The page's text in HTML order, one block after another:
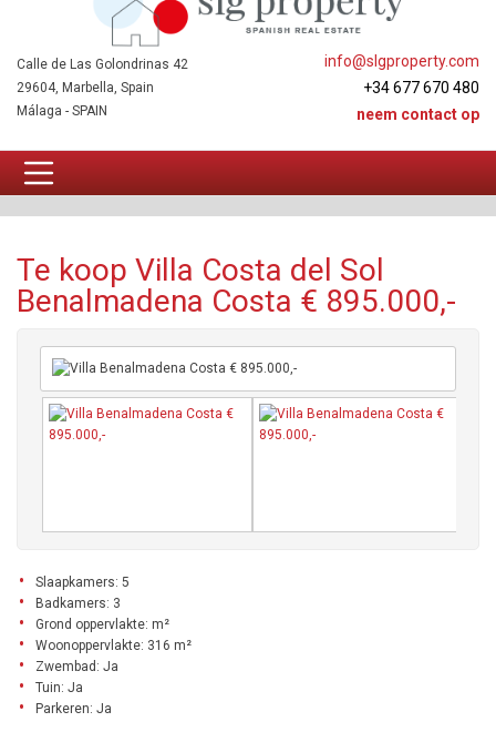
info@slgproperty.com
+34 677 670 480
neem contact op
Calle de Las Golondrinas 42
29604, Marbella, Spain
Málaga - SPAIN
Te koop Villa Costa del Sol
Benalmadena Costa € 895.000,-
Slaapkamers: 5
Badkamers: 3
Grond oppervlakte: m²
Woonoppervlakte: 316 m²
Zwembad: Ja
Tuin: Ja
Parkeren: Ja